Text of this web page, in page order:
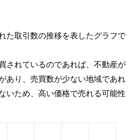
た取引数の推移を表したグラフで
されているのであれば、不動産が
あり、売買数が少ない地域であれ
いため、高い価格で売れる可能性